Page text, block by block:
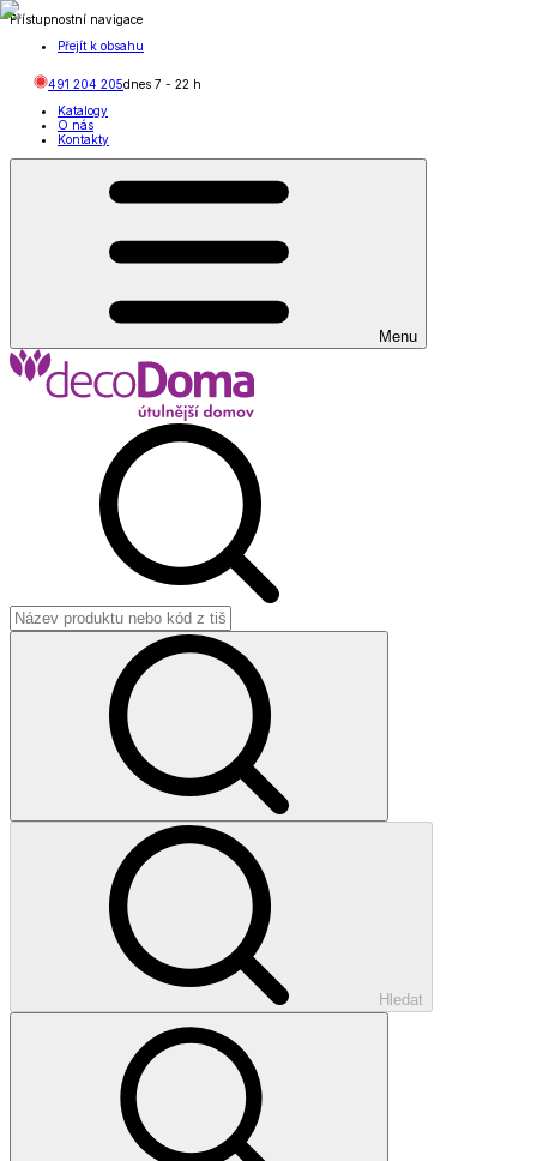
Přístupnostní navigace
Přejít k obsahu
491 204 205dnes 7 - 22 h
Katalogy
O nás
Kontakty
Menu
Hledat